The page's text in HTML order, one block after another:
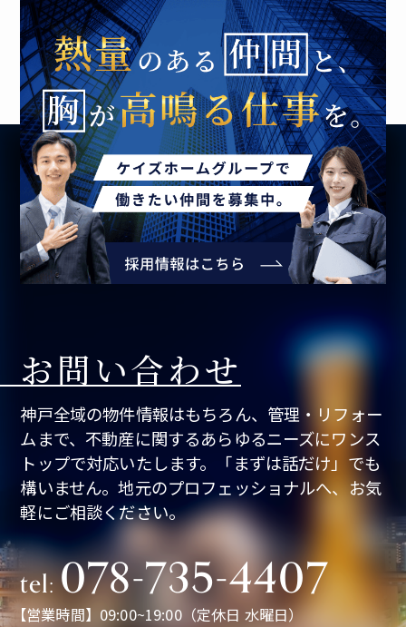
お問い合わせ
神戸全域の物件情報はもちろん、管理・リフォー
ムまで、不動産に関するあらゆるニーズにワンス
トップで対応いたします。「まずは話だけ」でも
構いません。地元のプロフェッショナルへ、お気
軽にご相談ください。
tel:078-735-4407
【営業時間】09:00~19:00（定休日 水曜日）